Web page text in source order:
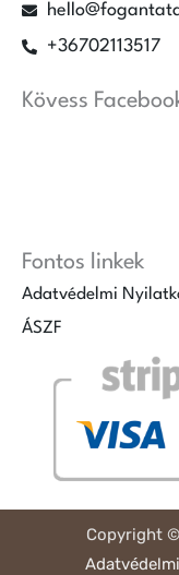
+36702113517
Kövess
Fontos linkek
Adatvédelmi
ÁSZF
Copyright